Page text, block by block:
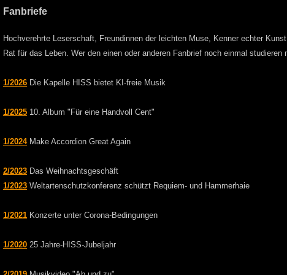
Fanbriefe
Hochverehrte Leserschaft, Freundinnen der leichten Muse, Kenner echter
Rat für das Leben. Wer den einen oder anderen Fanbrief noch einmal
1/2026 Die Kapelle HISS bietet KI-freie Musik
1/2025 10. Album "Für eine Handvoll Cent"
1/2024Make Accordion Great Again
2/2023 Das Weihnachtsgeschäft
1/2023 Weltartenschutzkonferenz schützt Requiem- und Hammerhaie
1/2021 Konzerte unter Corona-Bedingungen
1/2020 25 Jahre-HISS-Jubeljahr